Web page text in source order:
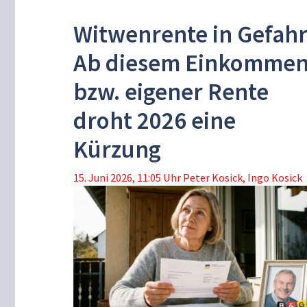
Witwenrente in
Ab diesem
bzw. eigener Rente
droht 2026 eine
Kürzung
15. Juni 2026, 11:05 Uhr Peter Kosick, Ingo Kosick